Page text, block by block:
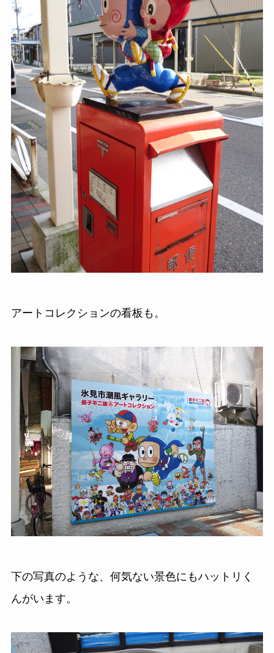
アートコレクションの看板も。
下の写真のような、何気ない景色にもハットリく
んがいます。